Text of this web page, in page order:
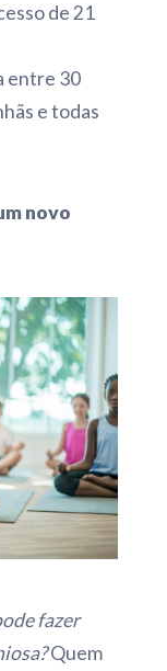
de 21
entre 30
e todas
novo
fazer
Quem